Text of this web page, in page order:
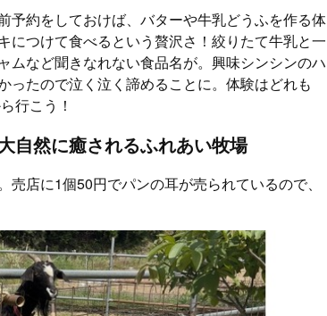
予約をしておけば、バターや牛乳どうふを作る体
につけて食べるという贅沢さ！絞りたて牛乳と一
ムなど聞きなれない食品名が。興味シンシンのハ
ったので泣く泣く諦めることに。体験はどれも
行こう！
自然に癒されるふれあい牧場
店に1個50円でパンの耳が売られているので、